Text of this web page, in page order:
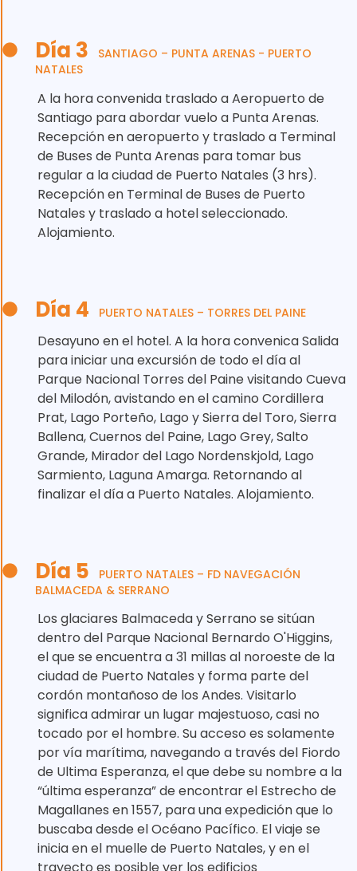
Día 3
SANTIAGO – PUNTA ARENAS - PUERTO
NATALES
A la hora convenida traslado a Aeropuerto de
Santiago para abordar vuelo a Punta Arenas.
Recepción en aeropuerto y traslado a Terminal
de Buses de Punta Arenas para tomar bus
regular a la ciudad de Puerto Natales (3 hrs).
Recepción en Terminal de Buses de Puerto
Natales y traslado a hotel seleccionado.
Alojamiento.
Día 4 PUERTO NATALES – TORRES DEL PAINE
Desayuno en el hotel. A la hora convenica Salida
para iniciar una excursión de todo el día al
Parque Nacional Torres del Paine visitando Cueva
del Milodón, avistando en el camino Cordillera
Prat, Lago Porteño, Lago y Sierra del Toro, Sierra
Ballena, Cuernos del Paine, Lago Grey, Salto
Grande, Mirador del Lago Nordenskjold, Lago
Sarmiento, Laguna Amarga. Retornando al
finalizar el día a Puerto Natales. Alojamiento.
Día 5
PUERTO NATALES – FD NAVEGACIÓN
BALMACEDA & SERRANO
Los glaciares Balmaceda y Serrano se sitúan
dentro del Parque Nacional Bernardo O'Higgins,
el que se encuentra a 31 millas al noroeste de la
ciudad de Puerto Natales y forma parte del
cordón montañoso de los Andes. Visitarlo
significa admirar un lugar majestuoso, casi no
tocado por el hombre. Su acceso es solamente
por vía marítima, navegando a través del Fiordo
de Ultima Esperanza, el que debe su nombre a la
“última esperanza” de encontrar el Estrecho de
Magallanes en 1557, para una expedición que lo
buscaba desde el Océano Pacífico. El viaje se
inicia en el muelle de Puerto Natales, y en el